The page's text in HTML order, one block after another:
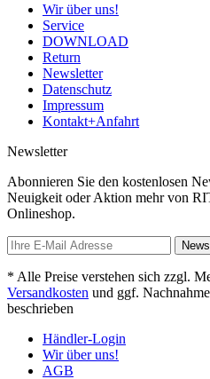
Wir über uns!
Service
DOWNLOAD
Return
Newsletter
Datenschutz
Impressum
Kontakt+Anfahrt
Newsletter
Abonnieren Sie den kostenlosen
Neuigkeit oder Aktion mehr von
Onlineshop.
* Alle Preise verstehen sich zzgl.
Versandkosten und ggf.
beschrieben
Händler-Login
Wir über uns!
AGB